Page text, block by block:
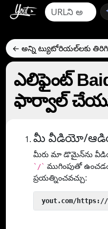
← అన్ని ట్యుటోరియల్‌లకు తిరిగి
ఎలిఫైంట్
ఫార్వాల్
మీ వీడియో/
మీరు మా డొమైన్‌ను
`/` ముగింపుతో
ప్రయత్నించవచ్చు:
yout.com/https://